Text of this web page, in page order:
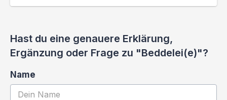
Hast du eine genauere Erklärung,
Ergänzung oder Frage zu "Beddelei(e)"?
Name